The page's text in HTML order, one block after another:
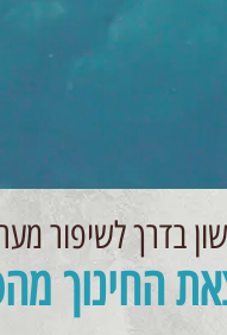
בדרך לשיפור
החינוך